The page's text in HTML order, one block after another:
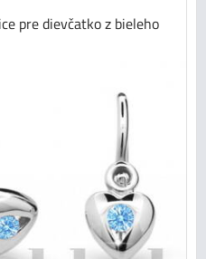
pre dievčatko z bieleho